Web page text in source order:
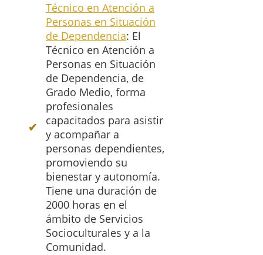
Técnico en Atención a
Personas en Situación
de Dependencia: El
Técnico en Atención a
Personas en Situación
de Dependencia, de
Grado Medio, forma
profesionales
capacitados para asistir
y acompañar a
personas dependientes,
promoviendo su
bienestar y autonomía.
Tiene una duración de
2000 horas en el
ámbito de Servicios
Socioculturales y a la
Comunidad.